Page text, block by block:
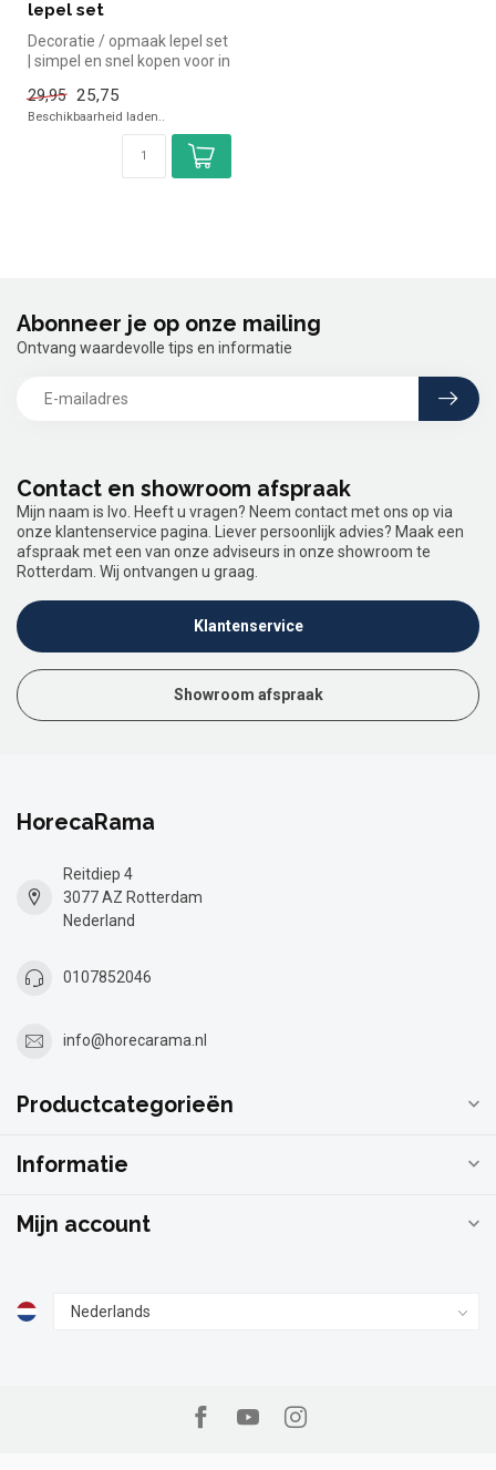
lepel set
Decoratie / opmaak lepel set
| simpel en snel kopen voor in
29,95 25,75
Beschikbaarheid laden..
Contact en showroom afspraak
Mijn naam is Ivo. Heeft u vragen? Neem contact met ons op via
onze klantenservice pagina. Liever persoonlijk advies? Maak een
afspraak met een van onze adviseurs in onze showroom te
Rotterdam. Wij ontvangen u graag.
Klantenservice
Showroom afspraak
Abonneer je op onze mailing
Ontvang waardevolle tips en informatie
HorecaRama
Reitdiep 4
3077 AZ Rotterdam
Nederland
0107852046
info@horecarama.nl
Productcategorieën
Informatie
Mijn account